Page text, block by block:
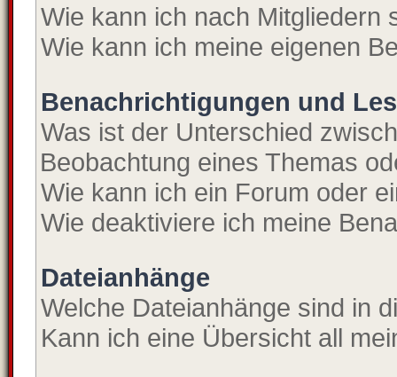
Wie kann ich nach Mitgliedern
Wie kann ich meine eigenen
Benachrichtigungen und
Was ist der Unterschied
Beobachtung eines Themas
Wie kann ich ein Forum oder
Wie deaktiviere ich meine
Dateianhänge
Welche Dateianhänge sind in
Kann ich eine Übersicht all